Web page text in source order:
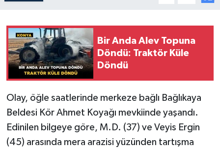
Bir Anda Alev Topuna
Döndü: Traktör Küle
Döndü
Olay, öğle saatlerinde merkeze bağlı Bağlıkaya
Beldesi Kör Ahmet Koyağı mevkiinde yaşandı.
Edinilen bilgeye göre, M.D. (37) ve Veyis Ergin
(45) arasında mera arazisi yüzünden tartışma